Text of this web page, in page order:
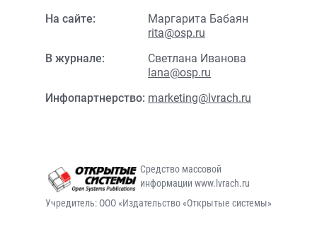
На сайте:
Маргарита Бабаян
rita@osp.ru
В журнале:
Светлана Иванова
lana@osp.ru
Инфопартнерство: marketing@lvrach.ru
Средство массовой
информации www.lvrach.ru
Учредитель: ООО «Издательство «Открытые системы»